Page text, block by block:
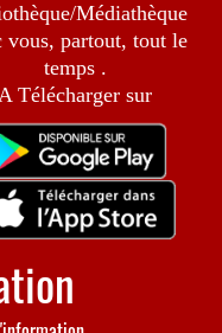
Médiathèque
vous, partout, tout le
temps .
Télécharger sur